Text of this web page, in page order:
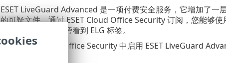
ESET LiveGuard Advanced 是一项付费安全服务，它增加了
的可疑文件。通过 ESET Cloud Office Security 订阅，您能够
中的订阅代码旁看到 ELG 标签。
要在 ESET Cloud Office Security 中启用 ESET LiveGuard